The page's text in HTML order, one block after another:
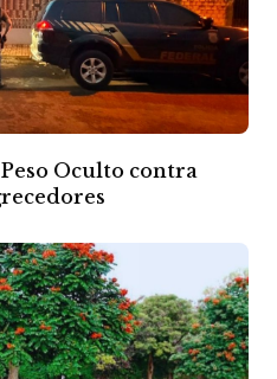
Oculto contra